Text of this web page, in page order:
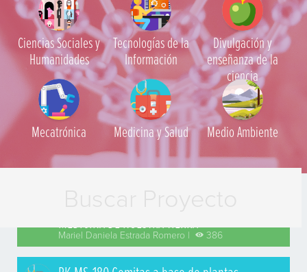
Ciencias Sociales y
Humanidades
Tecnologías de la
Información
Divulgación y
enseñanza de la
ciencia
Mecatrónica Medicina y Salud Medio Ambiente
MEDICINA DE NUESTRA TIERRA
Mariel Daniela Estrada Romero | 386